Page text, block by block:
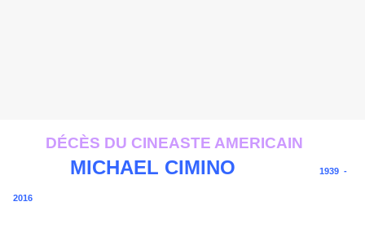
DÉCÈS DU CINEASTE AMERICAIN
MICHAEL CIMINO 1939 -
2016